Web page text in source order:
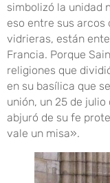
simbolizó la unidad
eso entre sus arcos
vidrieras, están
Francia. Porque
religiones que
en su basílica que
unión, un 25 de julio
abjuró de su fe
vale un misa».